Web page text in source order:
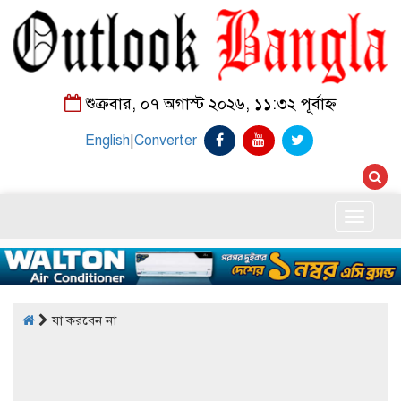
শুক্রবার, ০৭ অগাস্ট ২০২৬, ১১:৩২ পূর্বাহ্ন
English|Converter
যা করবেন না